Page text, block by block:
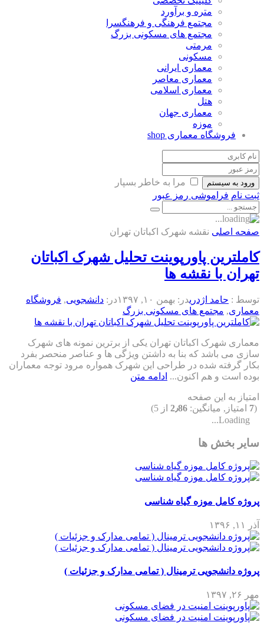
متره و برآورد
مجتمع فرهنگی و فرهنگسرا
مجتمع های مسکونی بزرگ
مرمتی
مسکونی
معماری ایرانی
معماری معاصر
معماری اسلامی
هتل
معماری جهان
موزه
فروشگاه معماری shop
ورود به سیستم
مرا به خاطر بسپار
ثبت نام فراموشی رمز عبور
صفحه اصلی نقشه شهرک اکباتان تهران
کاملترین پاورپوینت تحلیل شهرک اکباتان
تهران با نقشه ها
توسط : حامد اژدریدر: بهمن ۱۰, ۱۳۹۷ در: دانشجویی, فروشگاه
معماری, مجتمع های مسکونی بزرگ
معماری شهرک اکباتان تهران یکی از برترین نمونه های شهرک
سازی می باشد که بنا به داشتن ویژگی ها و عناصر منحصر بفرد
بکار گرفته شده در طراحی این شهرک همواره مرود توجه معماران
بوده است و هم اکنون... ادامه متن
امتیاز به این صفحه
(
7 امتیاز, میانگین: 2٫86 از 5)
Loading...
سایر بخش ها
پروژه کامل موزه گیاه شناسی
آذر ۱۱, ۱۳۹۶
پروژه دانشجویی ترمینال ( تمامی مدارک و جزئیات )
مهر ۲۶, ۱۳۹۷